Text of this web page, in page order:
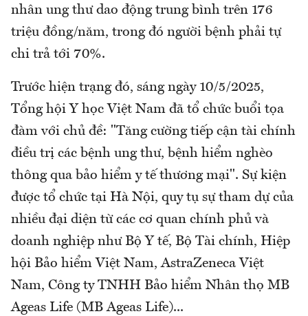
nhân ung thư dao động trung bình trên 176
triệu đồng/năm, trong đó người bệnh phải tự
chi trả tới 70%.
Trước hiện trạng đó, sáng ngày 10/5/2025,
Tổng hội Y học Việt Nam đã tổ chức buổi tọa
đàm với chủ đề: "Tăng cường tiếp cận tài chính
điều trị các bệnh ung thư, bệnh hiểm nghèo
thông qua bảo hiểm y tế thương mại". Sự kiện
được tổ chức tại Hà Nội, quy tụ sự tham dự của
nhiều đại diện từ các cơ quan chính phủ và
doanh nghiệp như Bộ Y tế, Bộ Tài chính, Hiệp
hội Bảo hiểm Việt Nam, AstraZeneca Việt
Nam, Công ty TNHH Bảo hiểm Nhân thọ MB
Ageas Life (MB Ageas Life)...